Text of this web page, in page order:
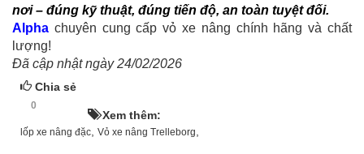
nơi – đúng kỹ thuật, đúng tiến độ, an toàn tuyệt đối.
Alpha chuyên cung cấp vỏ xe nâng chính hãng và chất
lượng!
Đã cập nhật ngày 24/02/2026
Chia sẻ
0
Xem thêm:
lốp xe nâng đặc Vỏ xe nâng Trelleborg